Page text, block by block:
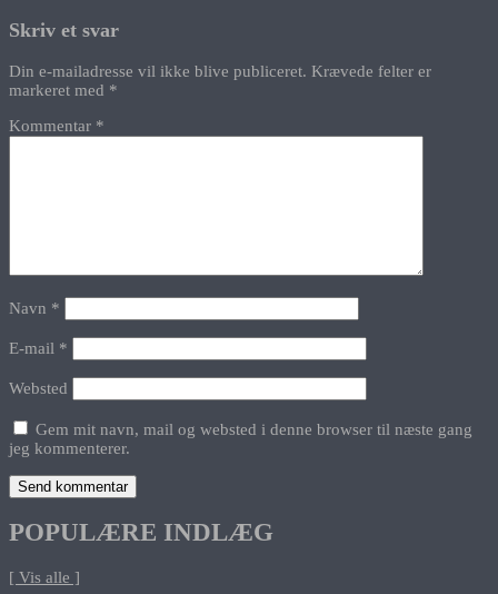
Skriv et svar
Din e-mailadresse vil ikke blive publiceret. Krævede felter er
markeret med *
Kommentar *
Navn *
E-mail *
Websted
Gem mit navn, mail og websted i denne browser til næste gang
jeg kommenterer.
POPULÆRE INDLÆG
[ Vis alle ]